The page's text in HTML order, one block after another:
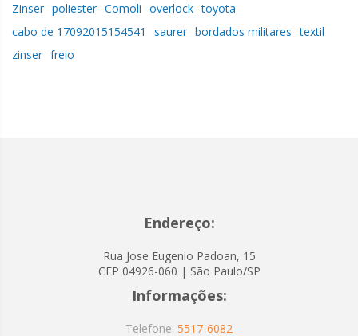
Zinser poliester Comoli overlock toyota
cabo de 17092015154541
saurer bordados militares textil
zinser freio
Endereço:
Rua Jose Eugenio Padoan, 15
CEP 04926-060 | São Paulo/SP
Informações:
Telefone: 5517-6082